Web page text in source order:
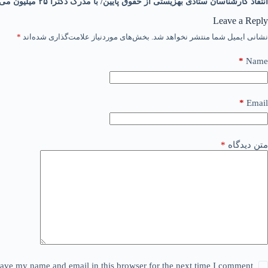
Leave a Reply
نشانی ایمیل شما منتشر نخواهد شد. بخش‌های موردنیاز علامت‌گذاری شده‌اند *
Name
*
Email
*
متن دیدگاه *
my name and email in this browser for the next time I comment.